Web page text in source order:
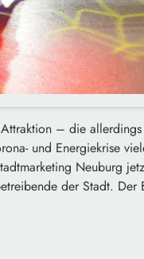
– die
und Energiekrise
Neuburg
der Stadt. Der